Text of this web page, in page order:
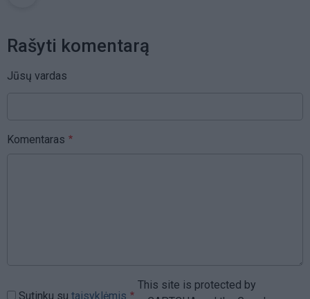
Rašyti komentarą
Jūsų vardas
Komentaras
Sutinku su taisyklėmis
This site is protected by